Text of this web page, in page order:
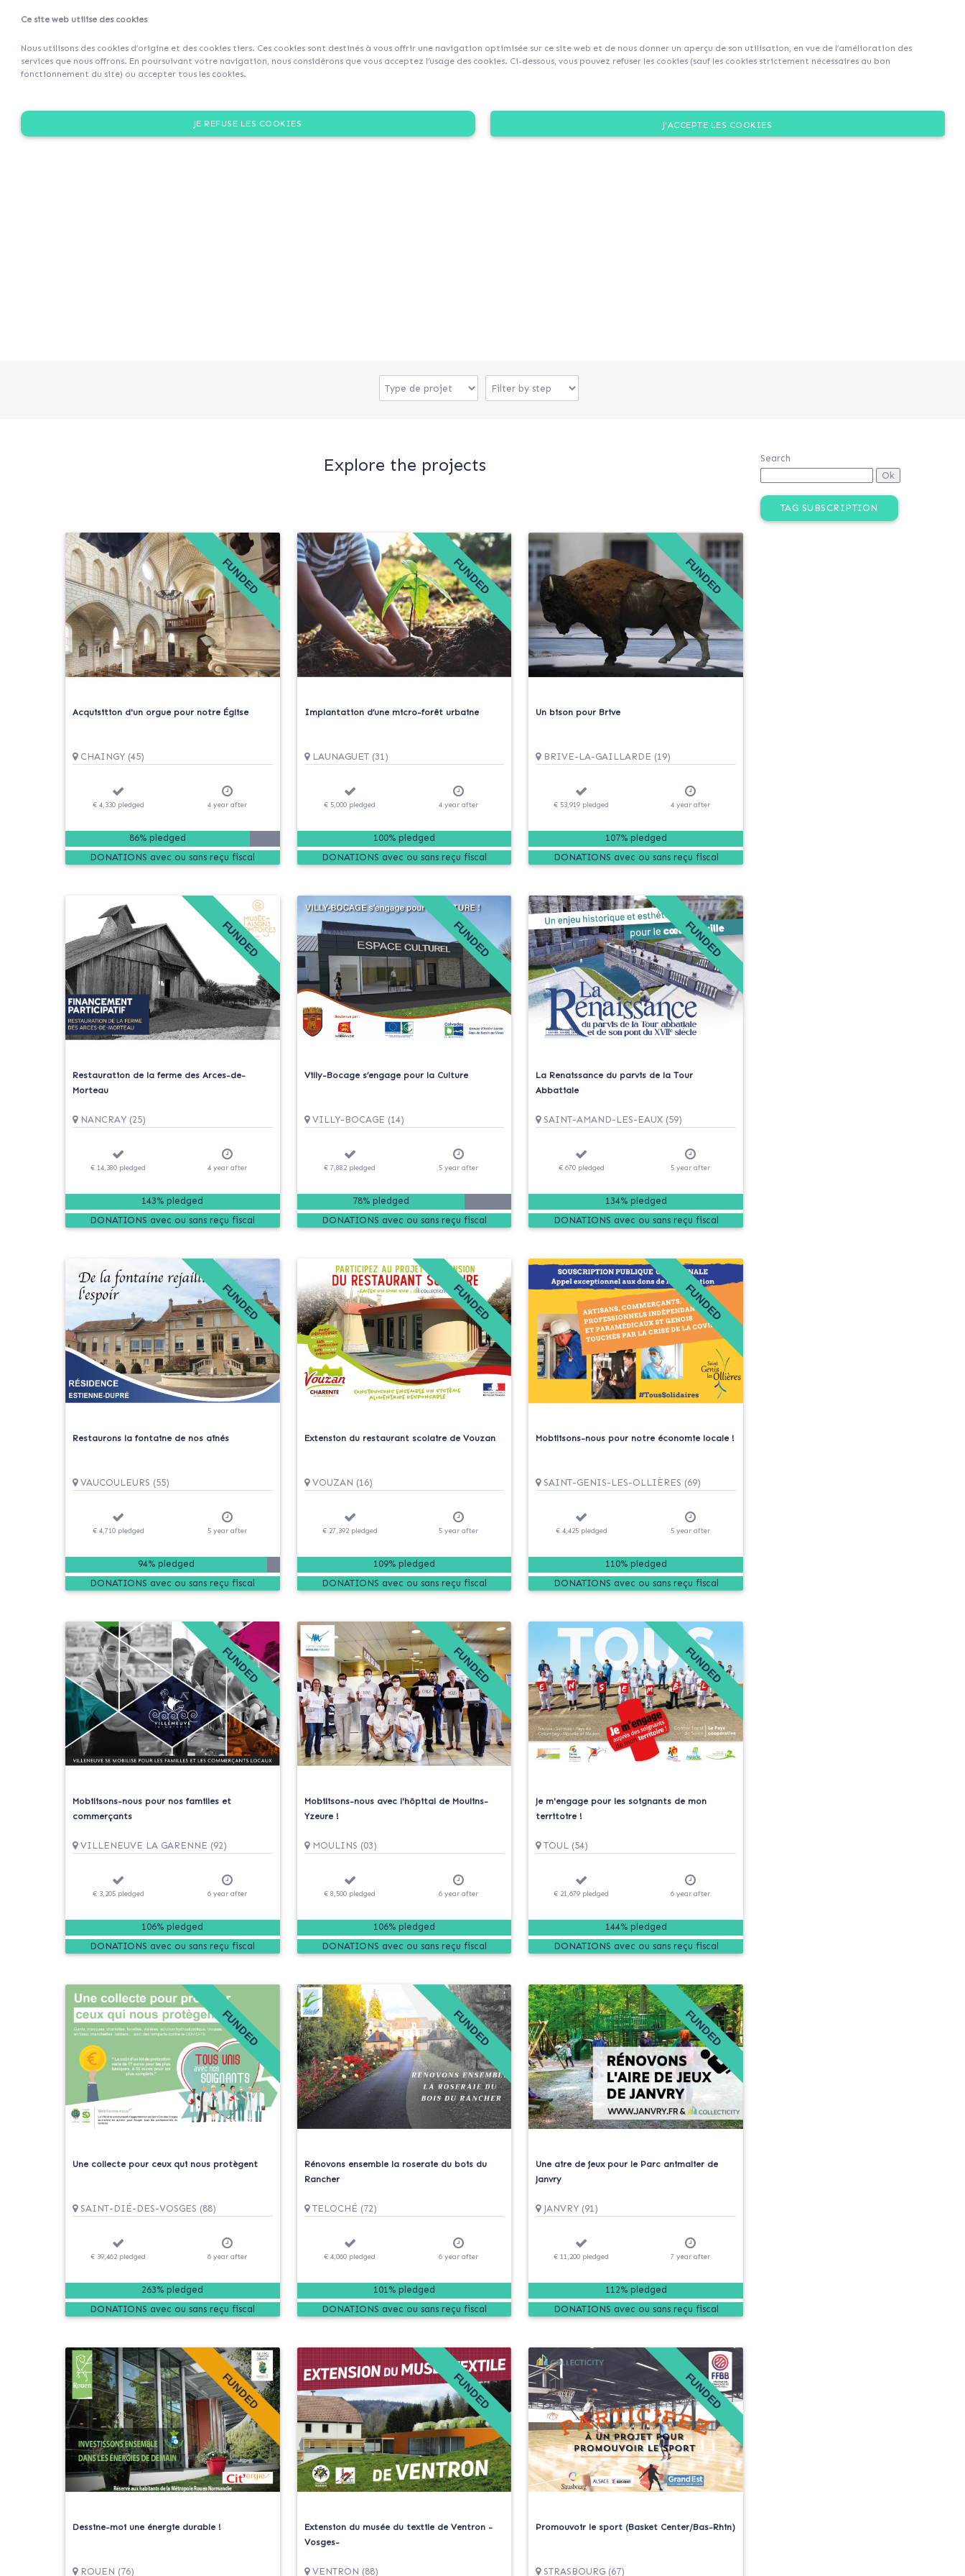
Ce site web utilise des cookies
Nous utilisons des cookies d’origine et des cookies tiers. Ces cookies sont destinés à vous offrir une navigation optimisée sur ce site web et de nous donner un aperçu de son utilisation, en vue de l’amélioration des
services que nous offrons. En poursuivant votre navigation, nous considérons que vous acceptez l’usage des cookies. Ci-dessous, vous pouvez refuser les cookies (sauf les cookies strictement nécessaires au bon
fonctionnement du site) ou accepter tous les cookies.
JE REFUSE LES COOKIES J'ACCEPTE LES COOKIES
Explore the projects
FUNDED
Acquisition d'un orgue pour notre Église
CHAINGY (45)
€ 4,330 pledged 4yearafter
86% pledged
DONATIONS
FUNDED
Implantation d’une micro-forêt urbaine
LAUNAGUET (31)
€ 5,000 pledged 4 year after
100% pledged
DONATIONS
FUNDED
Un bison pour Brive
BRIVE-LA-GAILLARDE (19)
€ 53,919 pledged 4yearafter
107% pledged
DONATIONS
FUNDED
Restauration de la ferme des Arces-de-
Morteau
NANCRAY (25)
€ 14,380 pledged 4yearafter
143% pledged
DONATIONS
FUNDED
Villy-Bocage s’engage pour la Culture
VILLY-BOCAGE (14)
€ 7,882 pledged 5 year after
78% pledged
DONATIONS
FUNDED
La Renaissance du parvis de la Tour
Abbatiale
SAINT-AMAND-LES-EAUX (59)
€ 670 pledged 5yearafter
134% pledged
DONATIONS
FUNDED
Restaurons la fontaine de nos aînés
VAUCOULEURS (55)
€ 4,710 pledged 5yearafter
94% pledged
DONATIONS
FUNDED
Extension du restaurant scolaire de Vouzan
VOUZAN (16)
€ 27,392 pledged 5 year after
109% pledged
DONATIONS
FUNDED
Mobilisons-nous pour notre économie locale !
SAINT-GENIS-LES-OLLIÈRES (69)
€ 4,425 pledged 5yearafter
110% pledged
DONATIONS
FUNDED
Mobilisons-nous pour nos familles et
commerçants
VILLENEUVE LA GARENNE (92)
€ 3,205 pledged 6yearafter
106% pledged
DONATIONS
FUNDED
Mobilisons-nous avec l'hôpital de Moulins-
Yzeure !
MOULINS (03)
€ 8,500 pledged 6 year after
106% pledged
DONATIONS
FUNDED
Je m'engage pour les soignants de mon
territoire !
TOUL (54)
€ 21,679 pledged 6yearafter
144% pledged
DONATIONS
FUNDED
Une collecte pour ceux qui nous protègent
SAINT-DIÉ-DES-VOSGES (88)
€ 39,462 pledged 6yearafter
263% pledged
DONATIONS
FUNDED
Rénovons ensemble la roseraie du bois du
Rancher
TELOCHÉ (72)
€ 4,060 pledged 6 year after
101% pledged
DONATIONS
FUNDED
Une aire de jeux pour le Parc animalier de
Janvry
JANVRY (91)
€ 11,200 pledged 7yearafter
112% pledged
DONATIONS
FUNDED
Dessine-moi une énergie durable !
ROUEN (76)
FUNDED
Extension du musée du textile de Ventron -
Vosges-
VENTRON (88)
FUNDED
Promouvoir le sport (Basket Center/Bas-Rhin)
STRASBOURG (67)
Search
TAG SUBSCRIPTION